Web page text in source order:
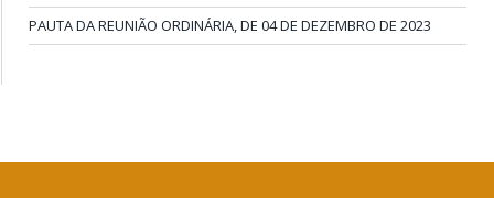
PAUTA DA REUNIÃO ORDINÁRIA, DE 04 DE DEZEMBRO DE 2023